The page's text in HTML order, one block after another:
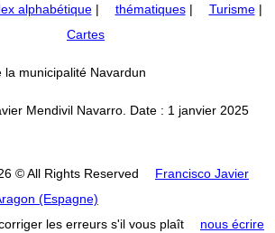
alphabétique| thématiques| Turisme|
Cartes
la municipalité Navardun
Mendivil Navarro. Date : 1 janvier 2025
© All Rights Reserved
Francisco Javier
(Espagne)
les erreurs s'il vous plaît
nous écrire